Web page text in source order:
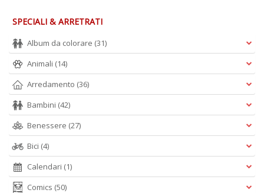
SPECIALI & ARRETRATI
Album da colorare (31)
Animali (14)
Arredamento (36)
Bambini (42)
Benessere (27)
Bici (4)
Calendari (1)
Comics (50)